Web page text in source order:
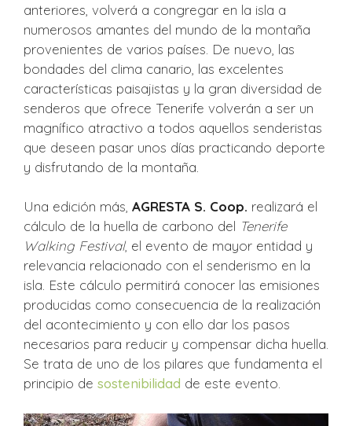
anteriores, volverá a congregar en la isla a
numerosos amantes del mundo de la montaña
provenientes de varios países. De nuevo, las
bondades del clima canario, las excelentes
características paisajistas y la gran diversidad de
senderos que ofrece Tenerife volverán a ser un
magnífico atractivo a todos aquellos senderistas
que deseen pasar unos días practicando deporte
y disfrutando de la montaña.
Una edición más, AGRESTA S. Coop. realizará el
cálculo de la huella de carbono del Tenerife
Walking Festival, el evento de mayor entidad y
relevancia relacionado con el senderismo en la
isla. Este cálculo permitirá conocer las emisiones
producidas como consecuencia de la realización
del acontecimiento y con ello dar los pasos
necesarios para reducir y compensar dicha huella.
Se trata de uno de los pilares que fundamenta el
principio de sostenibilidad de este evento.